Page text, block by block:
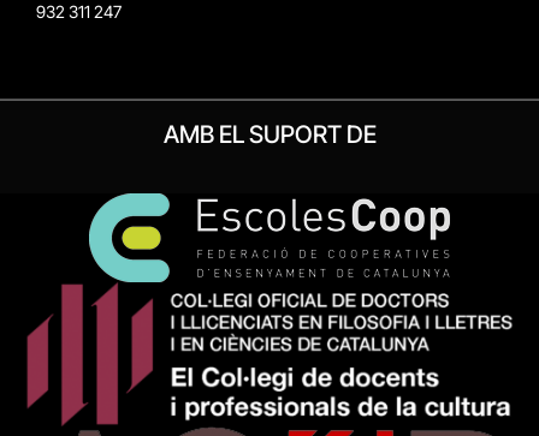
932 311 247
AMB EL SUPORT DE